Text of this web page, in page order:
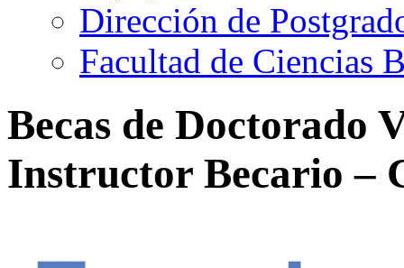
Dirección de
Facultad de Ciencias
Becas de Doctorado
Instructor Becario –